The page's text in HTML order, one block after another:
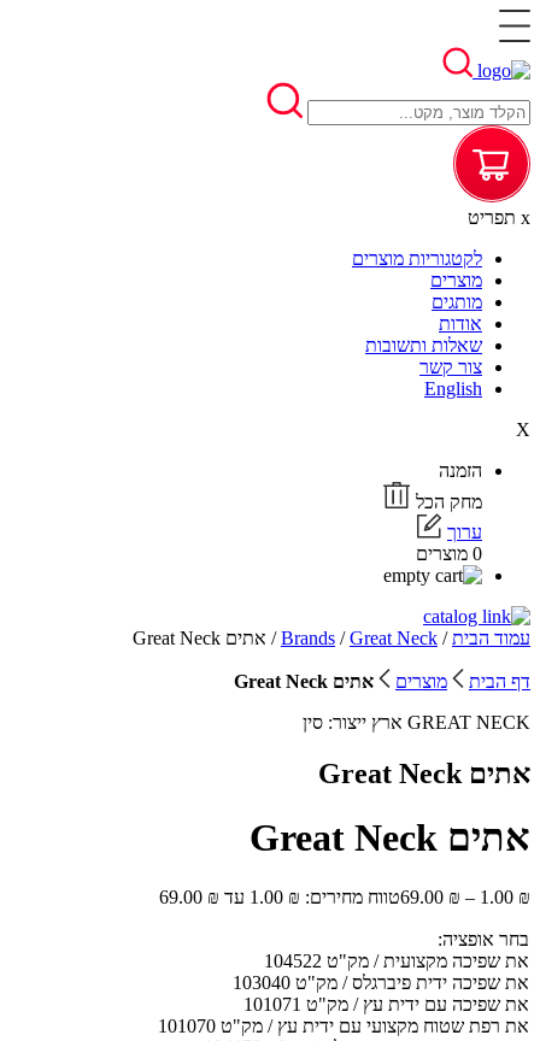
x תפריט
לקטגוריות מוצרים
מוצרים
מותגים
אודות
שאלות ותשובות
צור קשר
English
X
הזמנה
מחק הכל
ערוך
0 מוצרים
עמוד הבית/
Brands /Great Neck / אתים Great Neck
דף הבית מוצרים
אתים Great Neck
GREAT NECK ארץ ייצור: סין
אתים Great Neck
אתים Great Neck
1.00 ₪
–
69.00 ₪ טווח מחירים: ⁦1.00 ₪⁩ עד ⁦69.00 ₪⁩
בחר אופציה:
את שפיכה מקצועית / מק"ט 104522
את שפיכה ידית פיברגלס / מק"ט 103040
את שפיכה עם ידית עץ / מק"ט 101071
את רפת שטוח מקצועי עם ידית עץ / מק"ט 101070